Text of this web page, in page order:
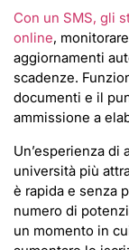
Con un SMS, gli
online,
aggiornamenti
scadenze.
documenti e il
ammissione a
Un’esperienza
università più
è rapida e senza
numero di
un momento in